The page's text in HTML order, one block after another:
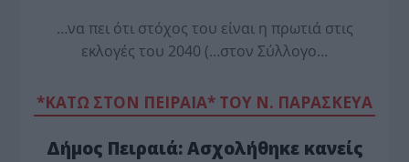
…να πει ότι στόχος του είναι η πρωτιά στις
εκλογές του 2040 (…στον Σύλλογο…
*ΚΑΤΩ ΣΤΟΝ ΠΕΙΡΑΙΑ* ΤΟΥ Ν. ΠΑΡΑΣΚΕΥΑ
Δήμος Πειραιά: Ασχολήθηκε κανείς